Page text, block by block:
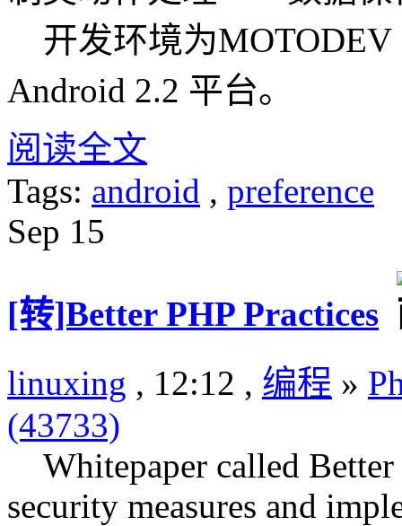
开发环境为MOTODEV
Android 2.2 平台。
阅读全文
Tags: android , preference
Sep 15
[转]Better PHP Practices
linuxing , 12:12 , 编程 »
(43733)
Whitepaper called Better
security measures and